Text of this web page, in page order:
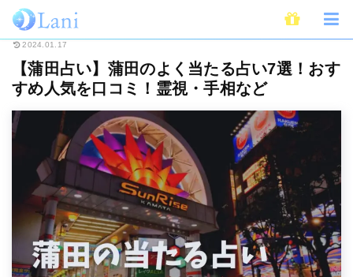
ホーム 占い 【蒲田占い】蒲田のよく当たる占い7選
2024.01.17
【蒲田占い】蒲田のよく当たる占い7選！おす
すめ人気を口コミ！霊視・手相など